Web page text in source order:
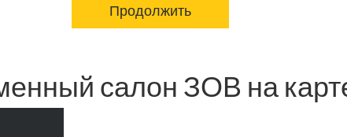
Продолжить
салон ЗОВ на